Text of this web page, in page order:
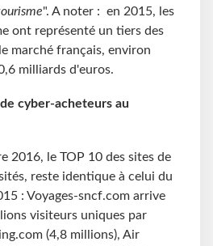
". A noter : en 2015, les
ont représenté un tiers des
marché français, environ
milliards d'euros.
cyber-acheteurs au
2016, le TOP 10 des sites de
reste identique à celui du
: Voyages-sncf.com arrive
visiteurs uniques par
(4,8 millions), Air